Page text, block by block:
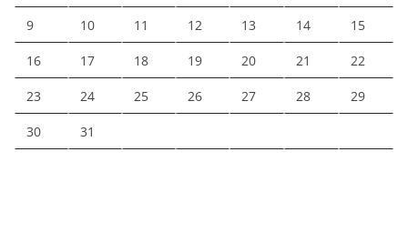
9 10 11 12 13 14 15
16 17 18 19 20 21 22
23 24 25 26 27 28 29
30 31